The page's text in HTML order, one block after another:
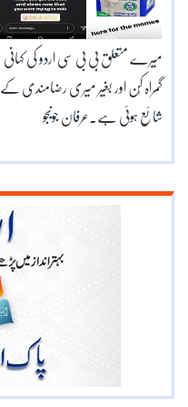
میرے متعلق بی بی سی اردو کی کہانی
گمراہ کُن اور بغیر میری رضامندی کے
شائع ہوئی ہے۔عرفان جونیجو